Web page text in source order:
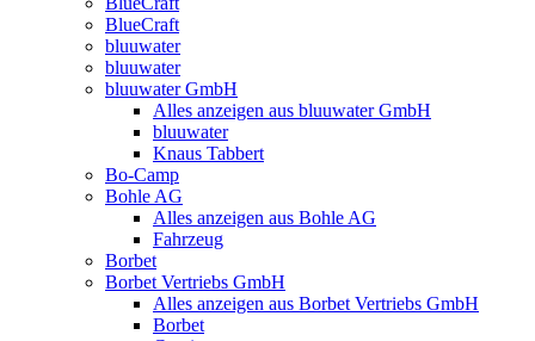
BlueCraft
bluuwater
bluuwater
bluuwater GmbH
Alles anzeigen aus bluuwater GmbH
bluuwater
Knaus Tabbert
Bo-Camp
Bohle AG
Alles anzeigen aus Bohle AG
Fahrzeug
Borbet
Borbet Vertriebs GmbH
Alles anzeigen aus Borbet Vertriebs GmbH
Borbet